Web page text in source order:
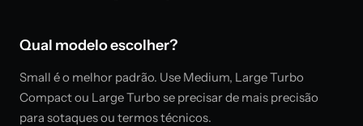
Qual modelo escolher?
Small é o melhor padrão. Use Medium, Large Turbo
Compact ou Large Turbo se precisar de mais precisão
para sotaques ou termos técnicos.